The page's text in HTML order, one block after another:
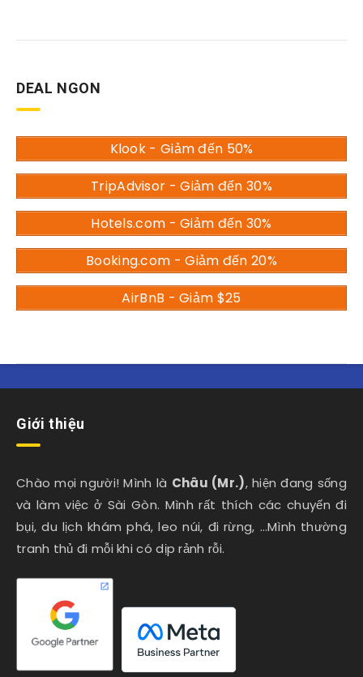
DEAL NGON
Klook - Giảm đến 50%
TripAdvisor - Giảm đến 30%
Hotels.com - Giảm đến 30%
Booking.com - Giảm đến 20%
AirBnB - Giảm $25
Giới thiệu
Chào mọi người! Mình là Châu (Mr.), hiện đang sống
và làm việc ở Sài Gòn. Mình rất thích các chuyến đi
bụi, du lịch khám phá, leo núi, đi rừng, …Mình thường
tranh thủ đi mỗi khi có dịp rảnh rỗi.